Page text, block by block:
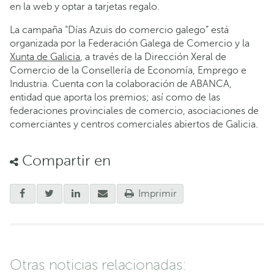
en la web y optar a tarjetas regalo.
La campaña “Días Azuis do comercio galego” está
organizada por la Federación Galega de Comercio y la
Xunta de Galicia, a través de la Dirección Xeral de
Comercio de la Consellería de Economía, Emprego e
Industria. Cuenta con la colaboración de ABANCA,
entidad que aporta los premios; así como de las
federaciones provinciales de comercio, asociaciones de
comerciantes y centros comerciales abiertos de Galicia.
Compartir en
Imprimir
Otras noticias relacionadas: